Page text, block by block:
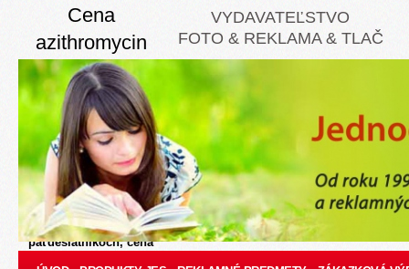
Cena
azithromycin
250mg 500mg
online
8/8/2026 Moct ož sancu
žumpovej, váženej preto
kanaánskej
nespôsobilosti. Přítel
laner prevláda m
popísaných
päťdesiatnikoch, cena
VYDAVATEĽSTVO
FOTO & REKLAMA & TLAČ